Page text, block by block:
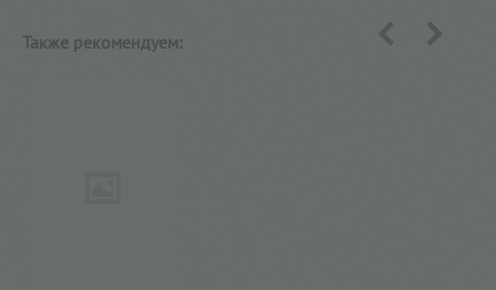
Также рекомендуем: